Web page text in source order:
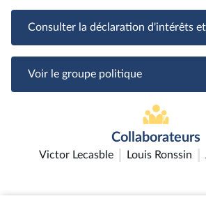
Consulter la déclaration d'intérêts
Voir le groupe politique
Collaborateurs
Victor Lecasble Louis Ronssin